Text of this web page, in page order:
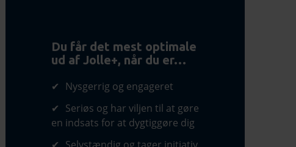
Du får det mest optimale
ud af Jolle+, når du er…
Nysgerrig og engageret
Seriøs og har viljen til at gøre
en indsats for at dygtiggøre dig
Selvstændig og tager initiativ